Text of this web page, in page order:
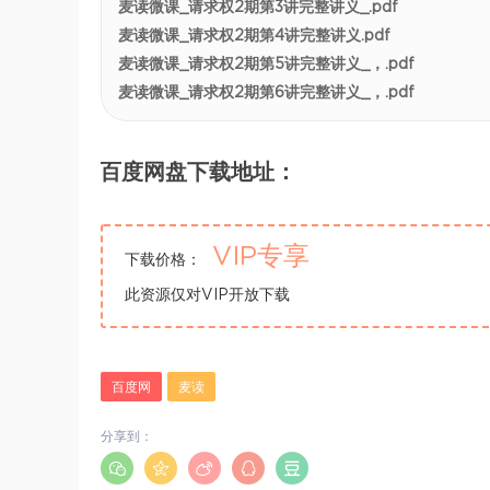
麦读微课_请求权2期第3讲完整讲义_.pdf
麦读微课_请求权2期第4讲完整讲义.pdf
麦读微课_请求权2期第5讲完整讲义_，.pdf
麦读微课_请求权2期第6讲完整讲义_，.pdf
百度网盘下载地址：
下载价格： VIP专享
此资源仅对VIP开放下载
百度网 麦读
分享到：